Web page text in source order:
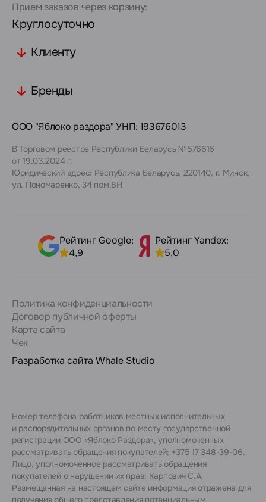
Прием заказов через корзину:
Круглосуточно
Клиенту
Бренды
ООО "Яблоко раздора" УНП: 193676013
В Торговом реестре Республики Беларусь №576616
от 19.03.2024 г.
Юридический адрес: Республика Беларусь, 220140, г. Минск,
ул. Пономаренко, 34 пом.8Н
Рейтинг Google:
4,9
Рейтинг Yandex:
5,0
Политика конфиденциальности
Договор публичной оферты
Карта сайта
Чек
Разработка сайта Whale Studio
Номер телефона работников местных исполнительных
и распорядительных органов по месту государственной
регистрации ООО «Яблоко Раздора», уполномоченных
рассматривать обращения покупателей: +375 17 348-39-06.
Лицо, уполномоченное рассматривать обращения
покупателей о нарушении их прав: Карпович С.А.
Размещенная на настоящем сайте информация отражена для
получения общего представления потенциальным